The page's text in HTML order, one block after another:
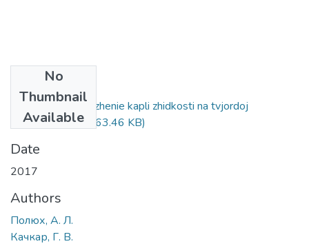
No
Thumbnail
Available
Upravljaemoe dvizhenie kapli zhidkosti na tvjordoj
poverhnosti.pdf (363.46 KB)
Date
2017
Authors
Полюх, А. Л.
Качкар, Г. В.